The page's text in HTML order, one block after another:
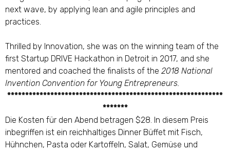
next wave, by applying lean and agile principles and
practices.
Thrilled by Innovation, she was on the winning team of the
first Startup DRIVE Hackathon in Detroit in 2017, and she
mentored and coached the finalists of the 2018 National
Invention Convention for Young Entrepreneurs.
************************************************************
*******
Die Kosten für den Abend betragen $28. In diesem Preis
inbegriffen ist ein reichhaltiges Dinner Büffet mit Fisch,
Hühnchen, Pasta oder Kartoffeln, Salat, Gemüse und